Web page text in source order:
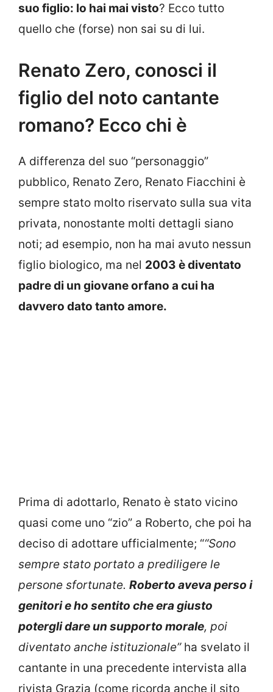
suo figlio: lo hai mai visto? Ecco tutto
quello che (forse) non sai su di lui.
Renato Zero, conosci il
figlio del noto cantante
romano? Ecco chi è
A differenza del suo “personaggio”
pubblico, Renato Zero, Renato Fiacchini è
sempre stato molto riservato sulla sua vita
privata, nonostante molti dettagli siano
noti; ad esempio, non ha mai avuto nessun
figlio biologico, ma nel 2003 è diventato
padre di un giovane orfano a cui ha
davvero dato tanto amore.
Prima di adottarlo, Renato è stato vicino
quasi come uno “zio” a Roberto, che poi ha
deciso di adottare ufficialmente; ““Sono
sempre stato portato a prediligere le
persone sfortunate. Roberto aveva perso i
genitori e ho sentito che era giusto
potergli dare un supporto morale, poi
diventato anche istituzionale” ha svelato il
cantante in una precedente intervista alla
rivista Grazia (come ricorda anche il sito